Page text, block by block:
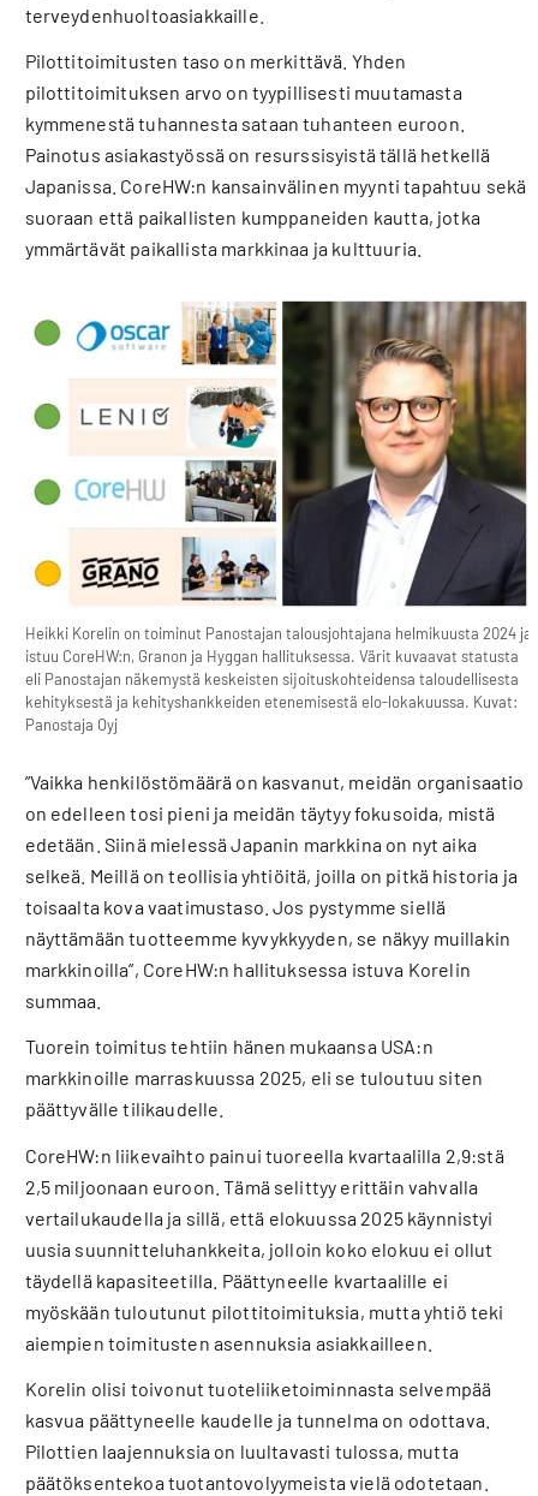
terveydenhuoltoasiakkaille.
Pilottitoimitusten taso on merkittävä. Yhden
pilottitoimituksen arvo on tyypillisesti muutamasta
kymmenestä tuhannesta sataan tuhanteen euroon.
Painotus asiakastyössä on resurssisyistä tällä hetkellä
Japanissa. CoreHW:n kansainvälinen myynti tapahtuu sekä
suoraan että paikallisten kumppaneiden kautta, jotka
ymmärtävät paikallista markkinaa ja kulttuuria.
Heikki Korelin on toiminut Panostajan talousjohtajana helmikuusta 2024 ja
istuu CoreHW:n, Granon ja Hyggan hallituksessa. Värit kuvaavat statusta
eli Panostajan näkemystä keskeisten sijoituskohteidensa taloudellisesta
kehityksestä ja kehityshankkeiden etenemisestä elo-lokakuussa. Kuvat:
Panostaja Oyj
”Vaikka henkilöstömäärä on kasvanut, meidän organisaatio
on edelleen tosi pieni ja meidän täytyy fokusoida, mistä
edetään. Siinä mielessä Japanin markkina on nyt aika
selkeä. Meillä on teollisia yhtiöitä, joilla on pitkä historia ja
toisaalta kova vaatimustaso. Jos pystymme siellä
näyttämään tuotteemme kyvykkyyden, se näkyy muillakin
markkinoilla”, CoreHW:n hallituksessa istuva Korelin
summaa.
Tuorein toimitus tehtiin hänen mukaansa USA:n
markkinoille marraskuussa 2025, eli se tuloutuu siten
päättyvälle tilikaudelle.
CoreHW:n liikevaihto painui tuoreella kvartaalilla 2,9:stä
2,5 miljoonaan euroon. Tämä selittyy erittäin vahvalla
vertailukaudella ja sillä, että elokuussa 2025 käynnistyi
uusia suunnitteluhankkeita, jolloin koko elokuu ei ollut
täydellä kapasiteetilla. Päättyneelle kvartaalille ei
myöskään tuloutunut pilottitoimituksia, mutta yhtiö teki
aiempien toimitusten asennuksia asiakkailleen.
Korelin olisi toivonut tuoteliiketoiminnasta selvempää
kasvua päättyneelle kaudelle ja tunnelma on odottava.
Pilottien laajennuksia on luultavasti tulossa, mutta
päätöksentekoa tuotantovolyymeista vielä odotetaan.